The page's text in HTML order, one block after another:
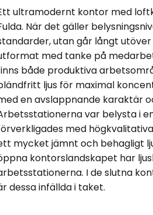
ultramodernt kontor med
När det gäller
utan går långt
med tanke på
både produktiva
ljus för maximal
en avslappnande karaktär
var belysta i
med
mycket jämnt och behagligt
kontorslandskapet har
I de slutna
dessa infällda i taket.